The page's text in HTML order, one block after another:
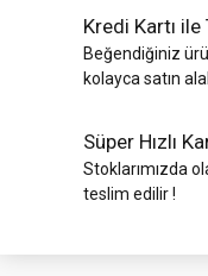
Kredi Kartı
Beğendiğiniz
kolayca satın
Süper Hızlı
Stoklarımızda
teslim edilir !